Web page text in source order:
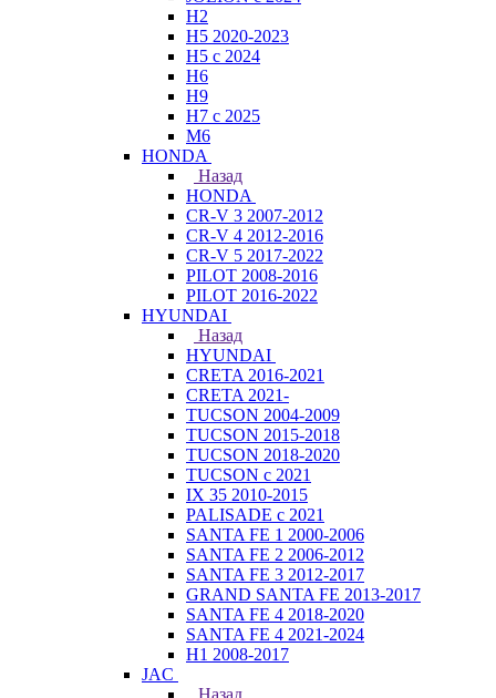
H2
H5 2020-2023
H5 с 2024
H6
H9
H7 с 2025
M6
HONDA
Назад
HONDA
CR-V 3 2007-2012
CR-V 4 2012-2016
CR-V 5 2017-2022
PILOT 2008-2016
PILOT 2016-2022
HYUNDAI
Назад
HYUNDAI
CRETA 2016-2021
CRETA 2021-
TUCSON 2004-2009
TUCSON 2015-2018
TUCSON 2018-2020
TUCSON с 2021
IX 35 2010-2015
PALISADE с 2021
SANTA FE 1 2000-2006
SANTA FE 2 2006-2012
SANTA FE 3 2012-2017
GRAND SANTA FE 2013-2017
SANTA FE 4 2018-2020
SANTA FE 4 2021-2024
H1 2008-2017
JAC
Назад